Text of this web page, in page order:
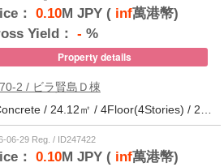
： 0.10M JPY (inf萬港幣)
Yield： - %
Property details
2 / ビラ賢島Ｄ棟
Built 49 yrs / Reinforced Concrete / 24.12㎡ / 4Floor(4Stories) / 25Units / Distance from the station.14
06-29 Reg. / ID247422
： 0.10M JPY (inf萬港幣)